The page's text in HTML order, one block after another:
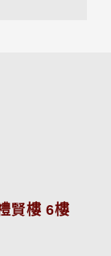
賢樓 6樓